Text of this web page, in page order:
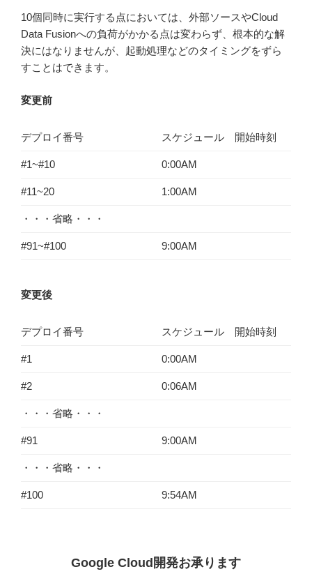
10個同時に実行する点においては、外部ソースやCloud
Data Fusionへの負荷がかかる点は変わらず、根本的な解
決にはなりませんが、起動処理などのタイミングをずら
すことはできます。
変更前
デプロイ番号 スケジュール 開始時刻
#1~#10 0:00AM
#11~20 1:00AM
・・・省略・・・
#91~#100 9:00AM
変更後
デプロイ番号 スケジュール 開始時刻
#1 0:00AM
#2 0:06AM
・・・省略・・・
#91 9:00AM
・・・省略・・・
#100 9:54AM
Google Cloud開発お承ります